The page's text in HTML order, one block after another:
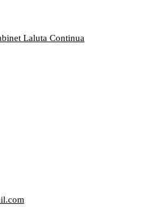
Laluta Continua